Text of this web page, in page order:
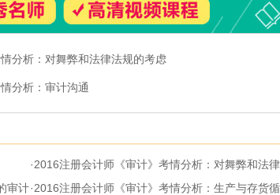
分析：对舞弊和法律法规的考虑
分析：审计沟通
·2016注册会计师《审计》考情分析：对舞弊和法律法规的考虑
审计·2016注册会计师《审计》考情分析：生产与存货循环的审计